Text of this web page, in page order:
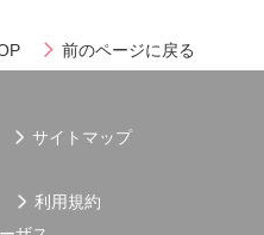
前のページに戻る
サイトマップ
利用規約